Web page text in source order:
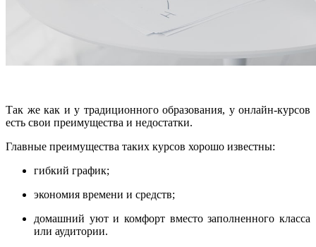
Так же как и у традиционного образования, у онлайн-курсов
есть свои преимущества и недостатки.
Главные преимущества таких курсов хорошо известны:
гибкий график;
экономия времени и средств;
домашний уют и комфорт вместо заполненного класса
или аудитории.